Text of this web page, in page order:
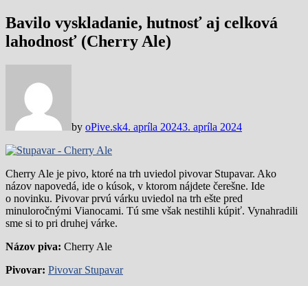
Bavilo vyskladanie, hutnosť aj celková
lahodnosť (Cherry Ale)
by oPive.sk4. apríla 20243. apríla 2024
Cherry Ale je pivo, ktoré na trh uviedol pivovar Stupavar. Ako
názov napovedá, ide o kúsok, v ktorom nájdete čerešne. Ide
o novinku. Pivovar prvú várku uviedol na trh ešte pred
minuloročnými Vianocami. Tú sme však nestihli kúpiť. Vynahradili
sme si to pri druhej várke.
Názov piva: Cherry Ale
Pivovar: Pivovar Stupavar